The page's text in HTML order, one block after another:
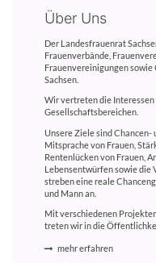
Über Uns
Der Landesfrauenrat
Frauenverbände,
Frauenvereinigungen
Sachsen.
Wir vertreten die
Gesellschaftsbereichen.
Unsere Ziele sind
Mitsprache von Frauen,
Rentenlücken von Frauen,
Lebensentwürfen sowie die
streben eine reale
und Mann an.
Mit verschiedenen
treten wir in die
mehr erfahren